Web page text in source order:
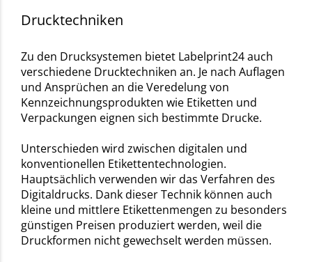
Drucktechniken
Zu den Drucksystemen bietet Labelprint24 auch
verschiedene Drucktechniken an. Je nach Auflagen
und Ansprüchen an die Veredelung von
Kennzeichnungsprodukten wie Etiketten und
Verpackungen eignen sich bestimmte Drucke.
Unterschieden wird zwischen digitalen und
konventionellen Etikettentechnologien.
Hauptsächlich verwenden wir das Verfahren des
Digitaldrucks. Dank dieser Technik können auch
kleine und mittlere Etikettenmengen zu besonders
günstigen Preisen produziert werden, weil die
Druckformen nicht gewechselt werden müssen.